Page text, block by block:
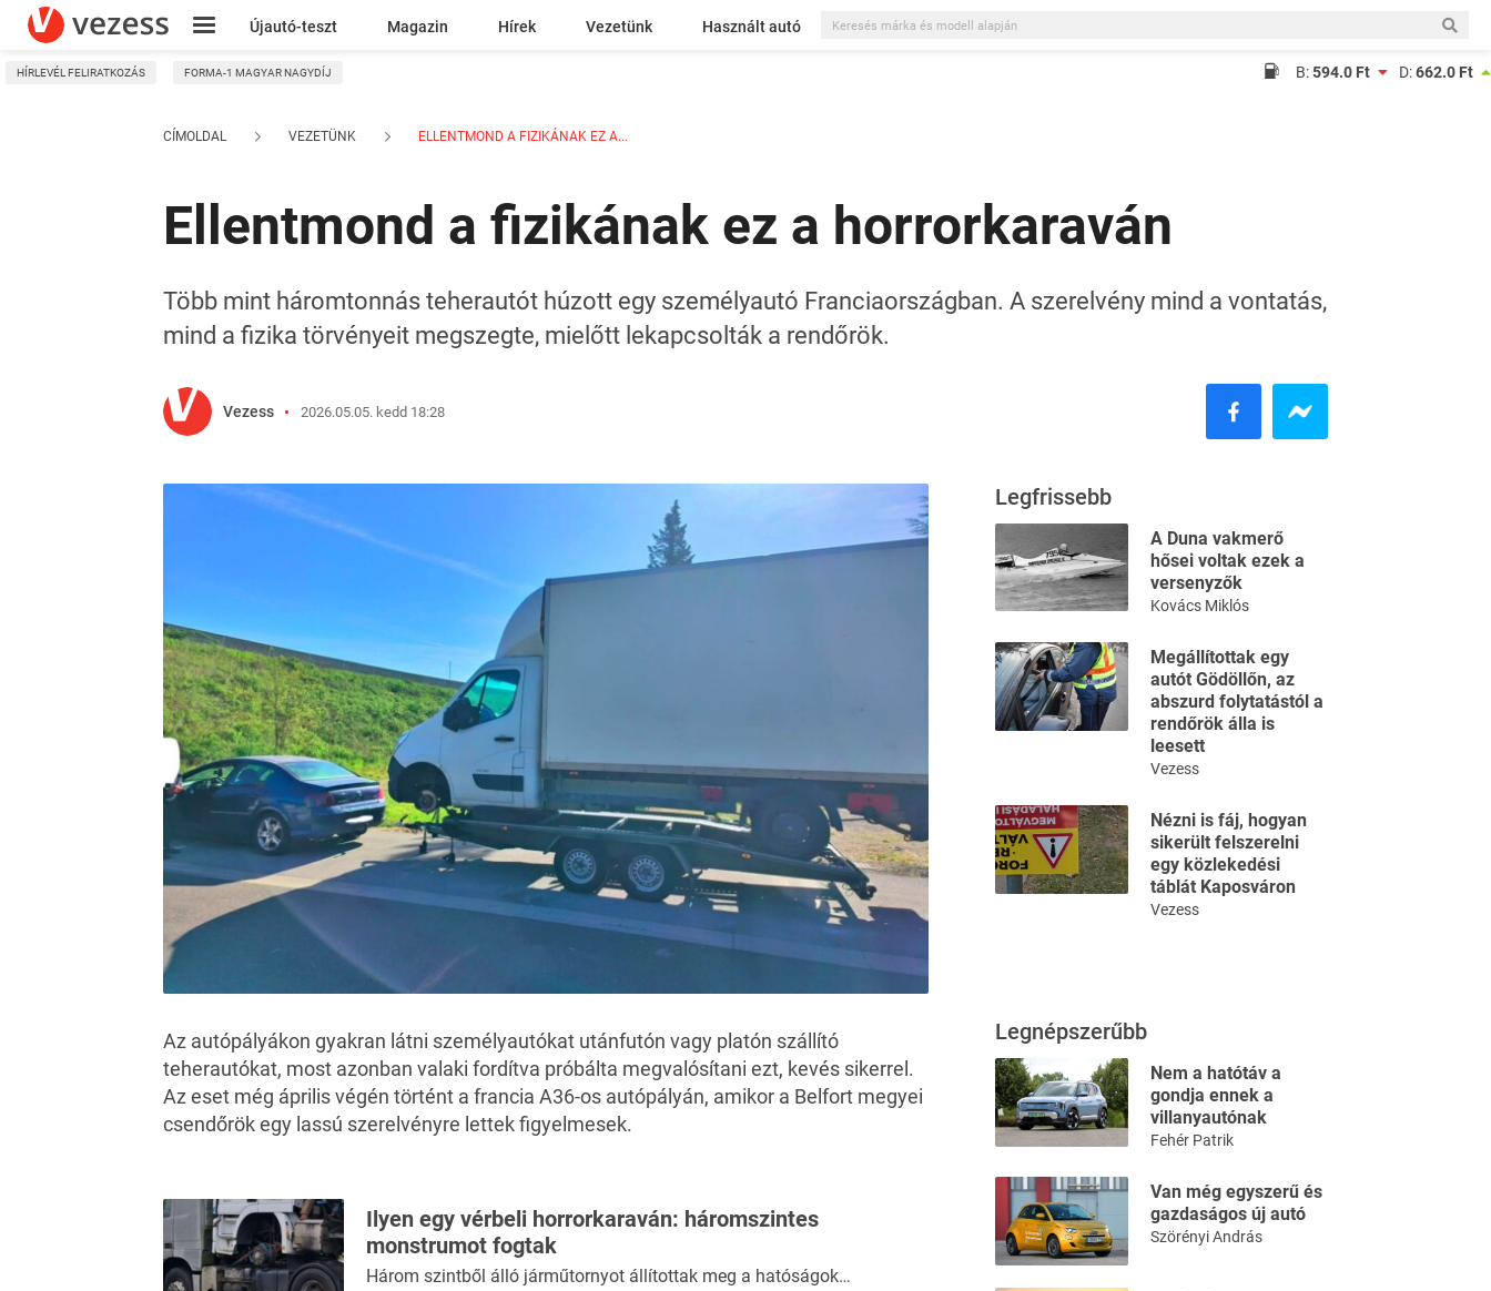
Újautó-teszt Magazin Hírek Vezetünk Használt autó
Kresz
HÍRLEVÉL FELIRATKOZÁS FORMA-1 MAGYAR NAGYDÍJ B:594.0 Ft D:662.0 Ft
CÍMOLDAL VEZETÜNK ELLENTMOND A FIZIKÁNAK EZ A...
Ellentmond a fizikának ez a horrorkaraván
Több mint háromtonnás teherautót húzott egy személyautó Franciaországban. A szerelvény mind a vontatás,
mind a fizika törvényeit megszegte, mielőtt lekapcsolták a rendőrök.
Vezess 2026.05.05. kedd 18:28
Az autópályákon gyakran látni személyautókat utánfutón vagy platón szállító
teherautókat, most azonban valaki fordítva próbálta megvalósítani ezt, kevés sikerrel.
Az eset még április végén történt a francia A36-os autópályán, amikor a Belfort megyei
csendőrök egy lassú szerelvényre lettek figyelmesek.
Ilyen egy vérbeli horrorkaraván: háromszintes
monstrumot fogtak
Három szintből álló járműtornyot állítottak meg a hatóságok…
Legfrissebb
A Duna vakmerő
hősei voltak ezek a
versenyzők
Kovács Miklós
Megállítottak egy
autót Gödöllőn, az
abszurd folytatástól a
rendőrök álla is
leesett
Vezess
Nézni is fáj, hogyan
sikerült felszerelni
egy közlekedési
táblát Kaposváron
Vezess
Legnépszerűbb
Nem a hatótáv a
gondja ennek a
villanyautónak
Fehér Patrik
Van még egyszerű és
gazdaságos új autó
Szörényi András